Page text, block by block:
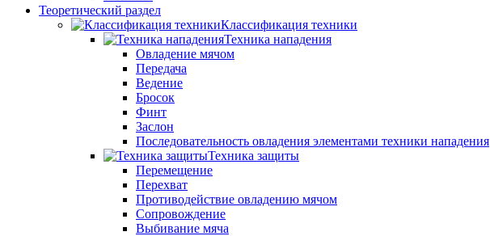
Теоретический раздел
Классификация техники
Техника нападения
Овладение мячом
Передача
Ведение
Бросок
Финт
Заслон
Последовательность овладения элементами техники нападения
Техника защиты
Перемещение
Перехват
Противодействие овладению мячом
Сопровождение
Выбивание мяча